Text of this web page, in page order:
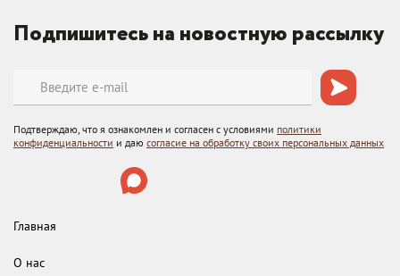
Подпишитесь на новостную рассылку
Подтверждаю, что я ознакомлен и согласен с условиями политики
конфиденциальности и даю согласие на обработку своих персональных данных
Главная
О нас